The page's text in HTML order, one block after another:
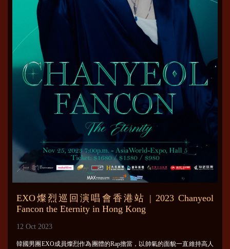
EXO燦烈巡回演唱會香港站 | 2023 Chanyeol
Fancon the Eternity in Hong Kong
12 Oct 2023
韓國男團EXO成員燦烈作為團體的Rap擔當，以帥氣的面貌一直維持高人